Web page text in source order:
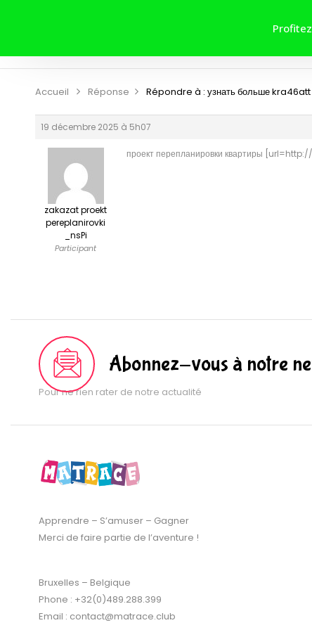
A PROPOS DE NOUS
Accueil Réponse Répondre à : узнать больше kra46att
19 décembre 2025 à 5h07
zakazat proekt
pereplanirovki
_nsPi
Participant
проект перепланировки квартиры
Abonnez-vous à notre
Pour ne rien rater de notre actualité
Apprendre – S’amuser – Gagner
Merci de faire partie de l’aventure !
Bruxelles – Belgique
Phone : +32(0)489.288.399
Email : contact@matrace.club